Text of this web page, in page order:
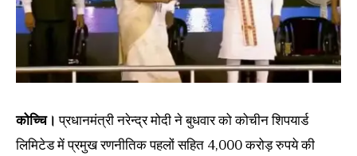
कोच्चि।प्रधानमंत्री नरेन्द्र मोदी ने बुधवार को कोचीन शिपयार्ड
लिमिटेड में प्रमुख रणनीतिक पहलों सहित 4,000 करोड़ रुपये की